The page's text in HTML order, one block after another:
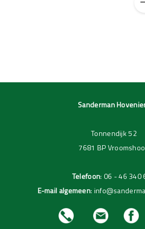
Sanderman
Tonnendijk 52
7681 BP
Telefoon: 06 - 46 340
E-mail algemeen: